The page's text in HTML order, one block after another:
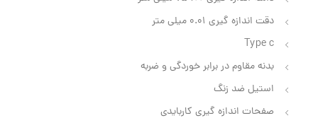
دقت اندازه گیری 0.01 میلی متر
Type c
بدنه مقاوم در برابر خوردگی و ضربه
استیل ضد زنگ
صفحات اندازه گیری کاربایدی